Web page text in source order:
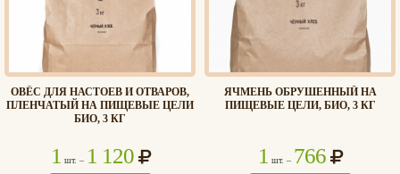
ОВЁС ДЛЯ НАСТОЕВ И ОТВАРОВ,
ПЛЕНЧАТЫЙ НА ПИЩЕВЫЕ ЦЕЛИ
БИО, 3 КГ
1 шт. – 1 120
ЯЧМЕНЬ ОБРУШЕННЫЙ НА
ПИЩЕВЫЕ ЦЕЛИ, БИО, 3 КГ
1 шт. – 766